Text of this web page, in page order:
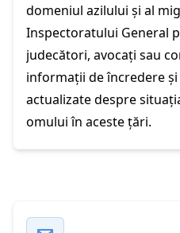
domeniul azilului și al
Inspectoratului General
judecători, avocați sau
informații de încredere
actualizate despre
omului în aceste țări.